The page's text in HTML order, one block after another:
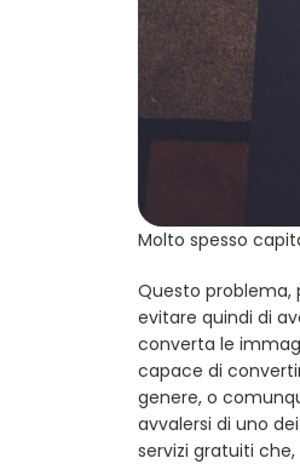
Molto spesso
Questo problema,
evitare quindi di
converta le
capace di
genere, o
avvalersi di uno
servizi gratuiti